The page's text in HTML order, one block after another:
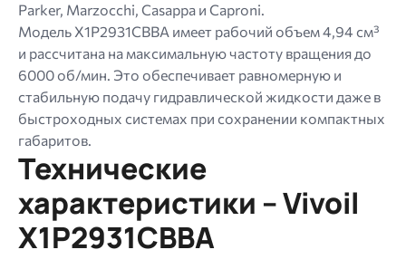
Parker, Marzocchi, Casappa и Caproni.
Модель X1P2931CBBA имеет рабочий объем 4,94 см³
и рассчитана на максимальную частоту вращения до
6000 об/мин. Это обеспечивает равномерную и
стабильную подачу гидравлической жидкости даже в
быстроходных системах при сохранении компактных
габаритов.
Технические
характеристики – Vivoil
X1P2931CBBA